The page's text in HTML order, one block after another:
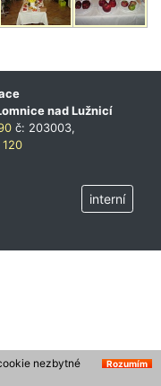
nad Lužnicí
č: 203003,
interní
Rozumím
nezbytné